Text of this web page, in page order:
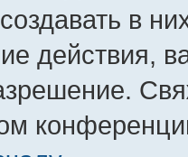
в
действия,